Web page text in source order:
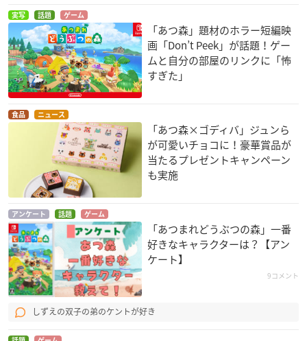
実写 話題 ゲーム
「あつ森」題材のホラー短編映
画「Don’t Peek」が話題！ゲー
ムと自分の部屋のリンクに「怖
すぎた」
食品 ニュース
「あつ森×ゴディバ」ジュンら
が可愛いチョコに！豪華賞品が
当たるプレゼントキャンペーン
も実施
アンケート 話題 ゲーム
「あつまれどうぶつの森」一番
好きなキャラクターは？【アン
ケート】
9コメント
しずえの双子の弟のケントが好き